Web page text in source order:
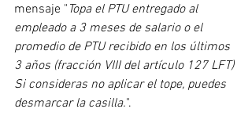
mensaje " Topa el PTU entregado al
empleado a 3 meses de salario o el
promedio de PTU recibido en los últimos
3 años (fracción VIII del artículo 127 LFT)
Si consideras no aplicar el tope, puedes
desmarcar la casilla.".